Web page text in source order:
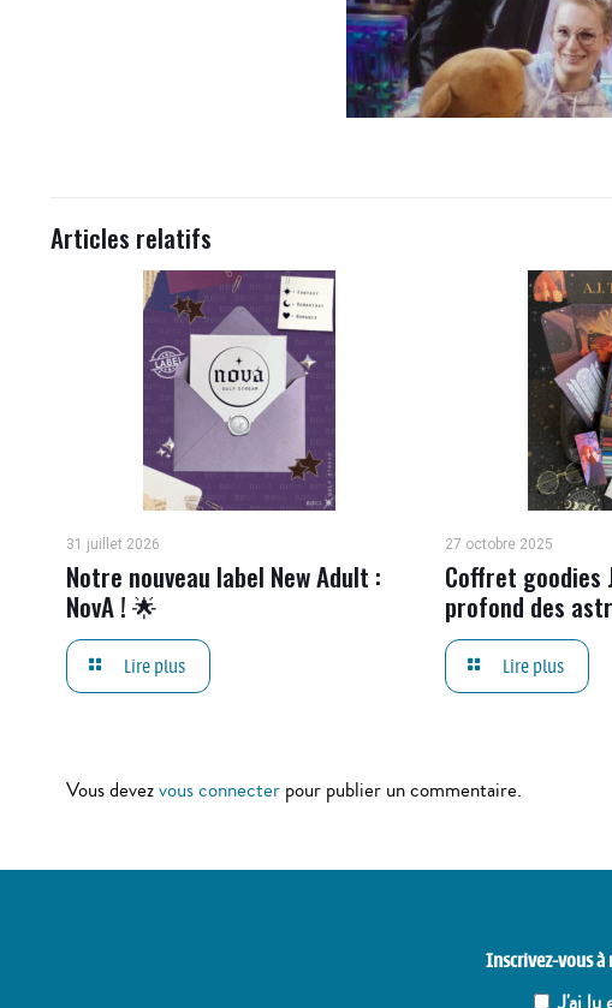
Articles relatifs
31 juillet 2026
Notre nouveau label New Adult :
NovA ! 🌟
Lire plus
27 octobre 2025
Coffret goodies
profond des
Lire plus
Vous devezvous connecterpour publier un commentaire.
Inscrivez-vous